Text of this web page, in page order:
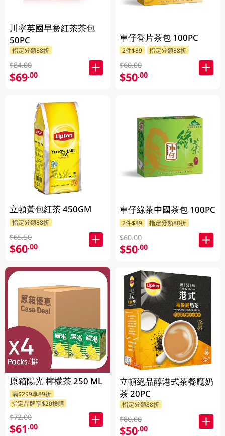
川寧英國早餐紅茶茶包
50PC
指定分類88折
$84.00
$69.00
立頓黃包紅茶 450GM
指定分類88折
$65.50
$60.00
原箱陽光 檸檬茶 250 ML
滿$299享89折
指定品牌享$20換購
$72.00
$61.00
車仔香片茶包 100PC
2件$89 指定分類88折
$60.00
$50.00
車仔綠茶中國茶包 100PC
2件$89 指定分類88折
$60.00
$50.00
立頓絕品醇港式茶餐廳奶
茶 20PC
指定分類88折
$80.00
$50.00